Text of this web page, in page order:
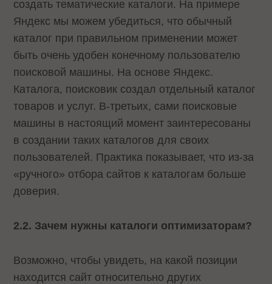
создать тематические каталоги. На примере
Яндекс мы можем убедиться, что обычный
каталог при правильном применении может
быть очень удобен конечному пользователю
поисковой машины. На основе Яндекс.
Каталога, поисковик создал отдельный каталог
товаров и услуг. В-третьих, сами поисковые
машины в настоящий момент заинтересованы
в создании таких каталогов для своих
пользователей. Практика показывает, что из-за
«ручного» отбора сайтов к каталогам больше
доверия.
2.2. Зачем нужны каталоги оптимизаторам?
Возможно, чтобы увидеть, на какой позиции
находится сайт относительно других